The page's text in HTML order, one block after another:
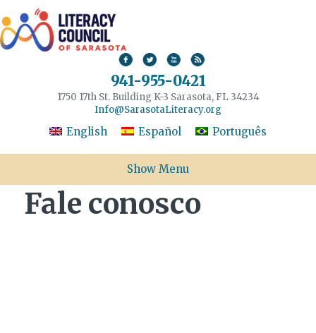
941-955-0421
1750 17th St. Building K-3 Sarasota, FL 34234
Info@SarasotaLiteracy.org
English Español Português
Show Menu
Fale conosco